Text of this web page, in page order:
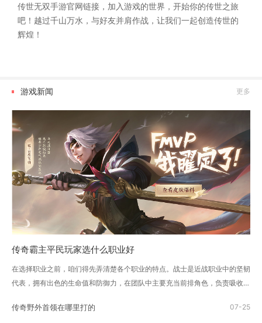
传世无双手游官网链接，加入游戏的世界，开始你的传世之旅
吧！越过千山万水，与好友并肩作战，让我们一起创造传世的
辉煌！
游戏新闻 更多
传奇霸主平民玩家选什么职业好
在选择职业之前，咱们得先弄清楚各个职业的特点。战士是近战职业中的坚韧
代表，拥有出色的生命值和防御力，在团队中主要充当前排角色，负责吸收伤
传奇野外首领在哪里打的 07-25